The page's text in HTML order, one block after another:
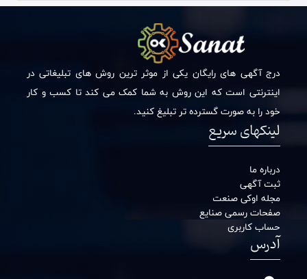
درج آگهی های رایگان یکی از موثر ترین روش های تبلیغاتی در
اینترنتی است که این روش به شما کمک می کند تا کسب و کار
خود را به صورت گسترده تر تبلیغ کنید.
لینکهای سریع
درباره ما
ثبت آگهی
مجله اوکی صنعت
صفحات رسمی صنایع
حساب کاربری
آدرس